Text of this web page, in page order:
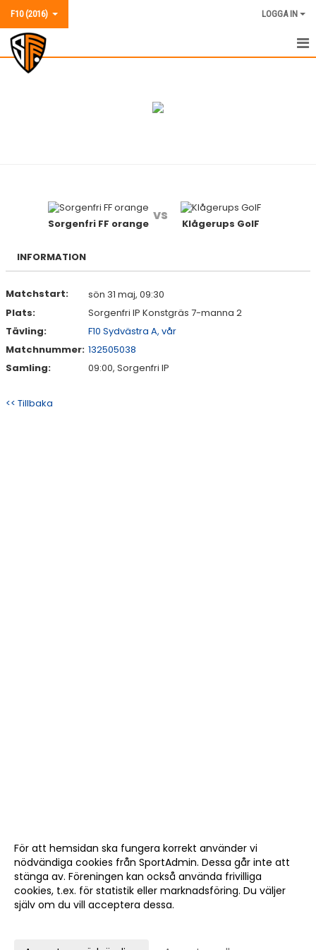
F10 (2016) LOGGA IN
F10 (2016)
BILDGALLERI
KONTAKT
Sorgenfri FF orange
vs
Klågerups GoIF
INFORMATION
Matchstart:
sön 31 maj, 09:30
Plats:
Sorgenfri IP Konstgräs 7-manna 2
Tävling:
F10 Sydvästra A, vår
Matchnummer: 132505038
Samling:
09:00, Sorgenfri IP
<< Tillbaka
För att hemsidan ska fungera korrekt använder vi
nödvändiga cookies från SportAdmin. Dessa går inte att
stänga av. Föreningen kan också använda frivilliga
cookies, t.ex. för statistik eller marknadsföring. Du väljer
själv om du vill acceptera dessa.